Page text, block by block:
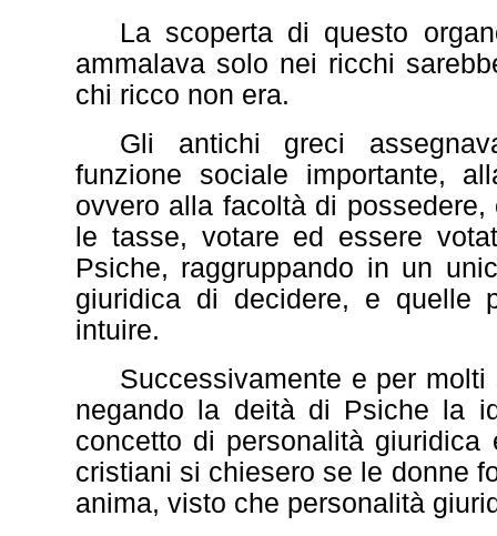
La scoperta di questo
ammalava solo nei ricchi
chi ricco non era.
Gli antichi greci
funzione sociale importante,
ovvero alla facoltà di
le tasse, votare ed essere
Psiche, raggruppando in un
giuridica di decidere, e quelle
intuire.
Successivamente e per
negando la deità di Psiche la
concetto di personalità giuridica
cristiani si chiesero se le donne
anima, visto che personalità